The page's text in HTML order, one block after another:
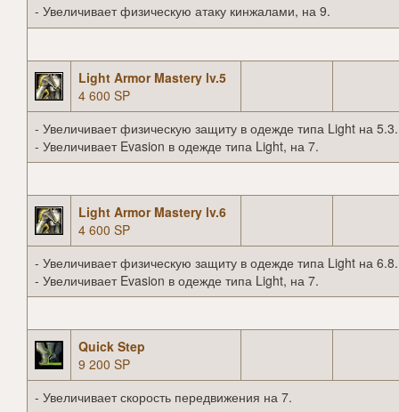
- Увеличивает физическую атаку кинжалами, на 9.
Light Armor Mastery lv.5
4 600 SP
- Увеличивает физическую защиту в одежде типа Light на 5.3.
- Увеличивает Evasion в одежде типа Light, на 7.
Light Armor Mastery lv.6
4 600 SP
- Увеличивает физическую защиту в одежде типа Light на 6.8.
- Увеличивает Evasion в одежде типа Light, на 7.
Quick Step
9 200 SP
- Увеличивает скорость передвижения на 7.